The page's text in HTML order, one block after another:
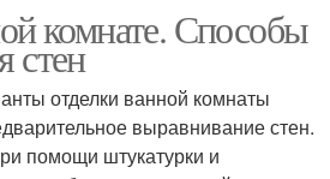
комнате. Способы
стен
отделки ванной комнаты
выравнивание стен.
помощи штукатурки и